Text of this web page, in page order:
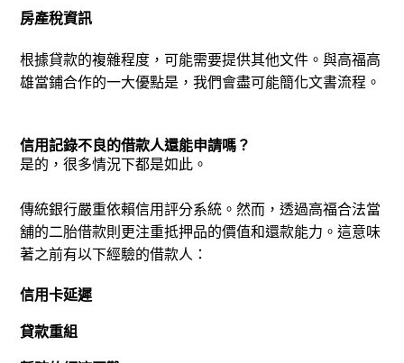
房產稅資訊
根據貸款的複雜程度，可能需要提供其他文件。與高福高
雄當鋪合作的一大優點是，我們會盡可能簡化文書流程。
信用記錄不良的借款人還能申請嗎？
是的，很多情況下都是如此。
傳統銀行嚴重依賴信用評分系統。然而，透過高福合法當
舖的二胎借款則更注重抵押品的價值和還款能力。這意味
著之前有以下經驗的借款人：
信用卡延遲
貸款重組